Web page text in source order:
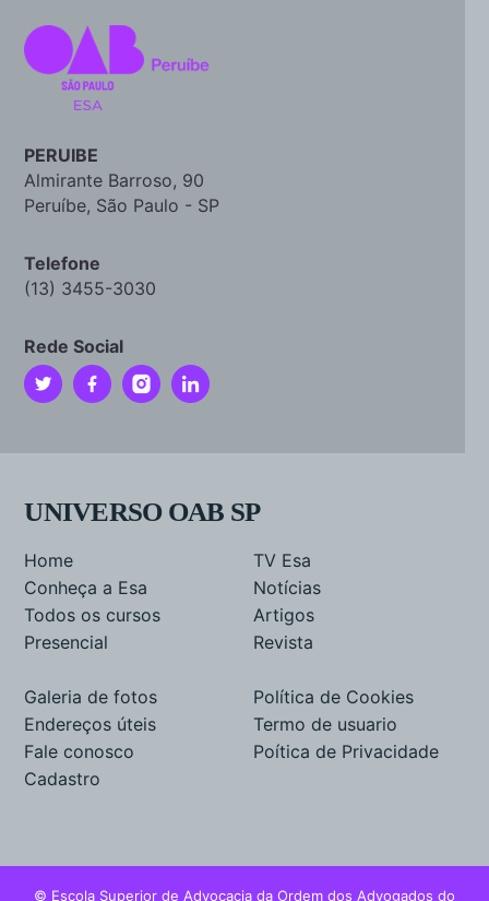
PERUIBE
Almirante Barroso, 90
Peruíbe, São Paulo - SP
Telefone
(13) 3455-3030
Rede Social
UNIVERSO OAB SP
Home
Conheça a Esa
Todos os cursos
Presencial
TV Esa
Notícias
Artigos
Revista
Galeria de fotos
Endereços úteis
Fale conosco
Cadastro
Política de Cookies
Termo de usuario
Poítica de Privacidade
© Escola Superior de Advocacia da Ordem dos Advogados do